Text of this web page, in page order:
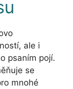
ale i
psaním pojí.
se
mnohé